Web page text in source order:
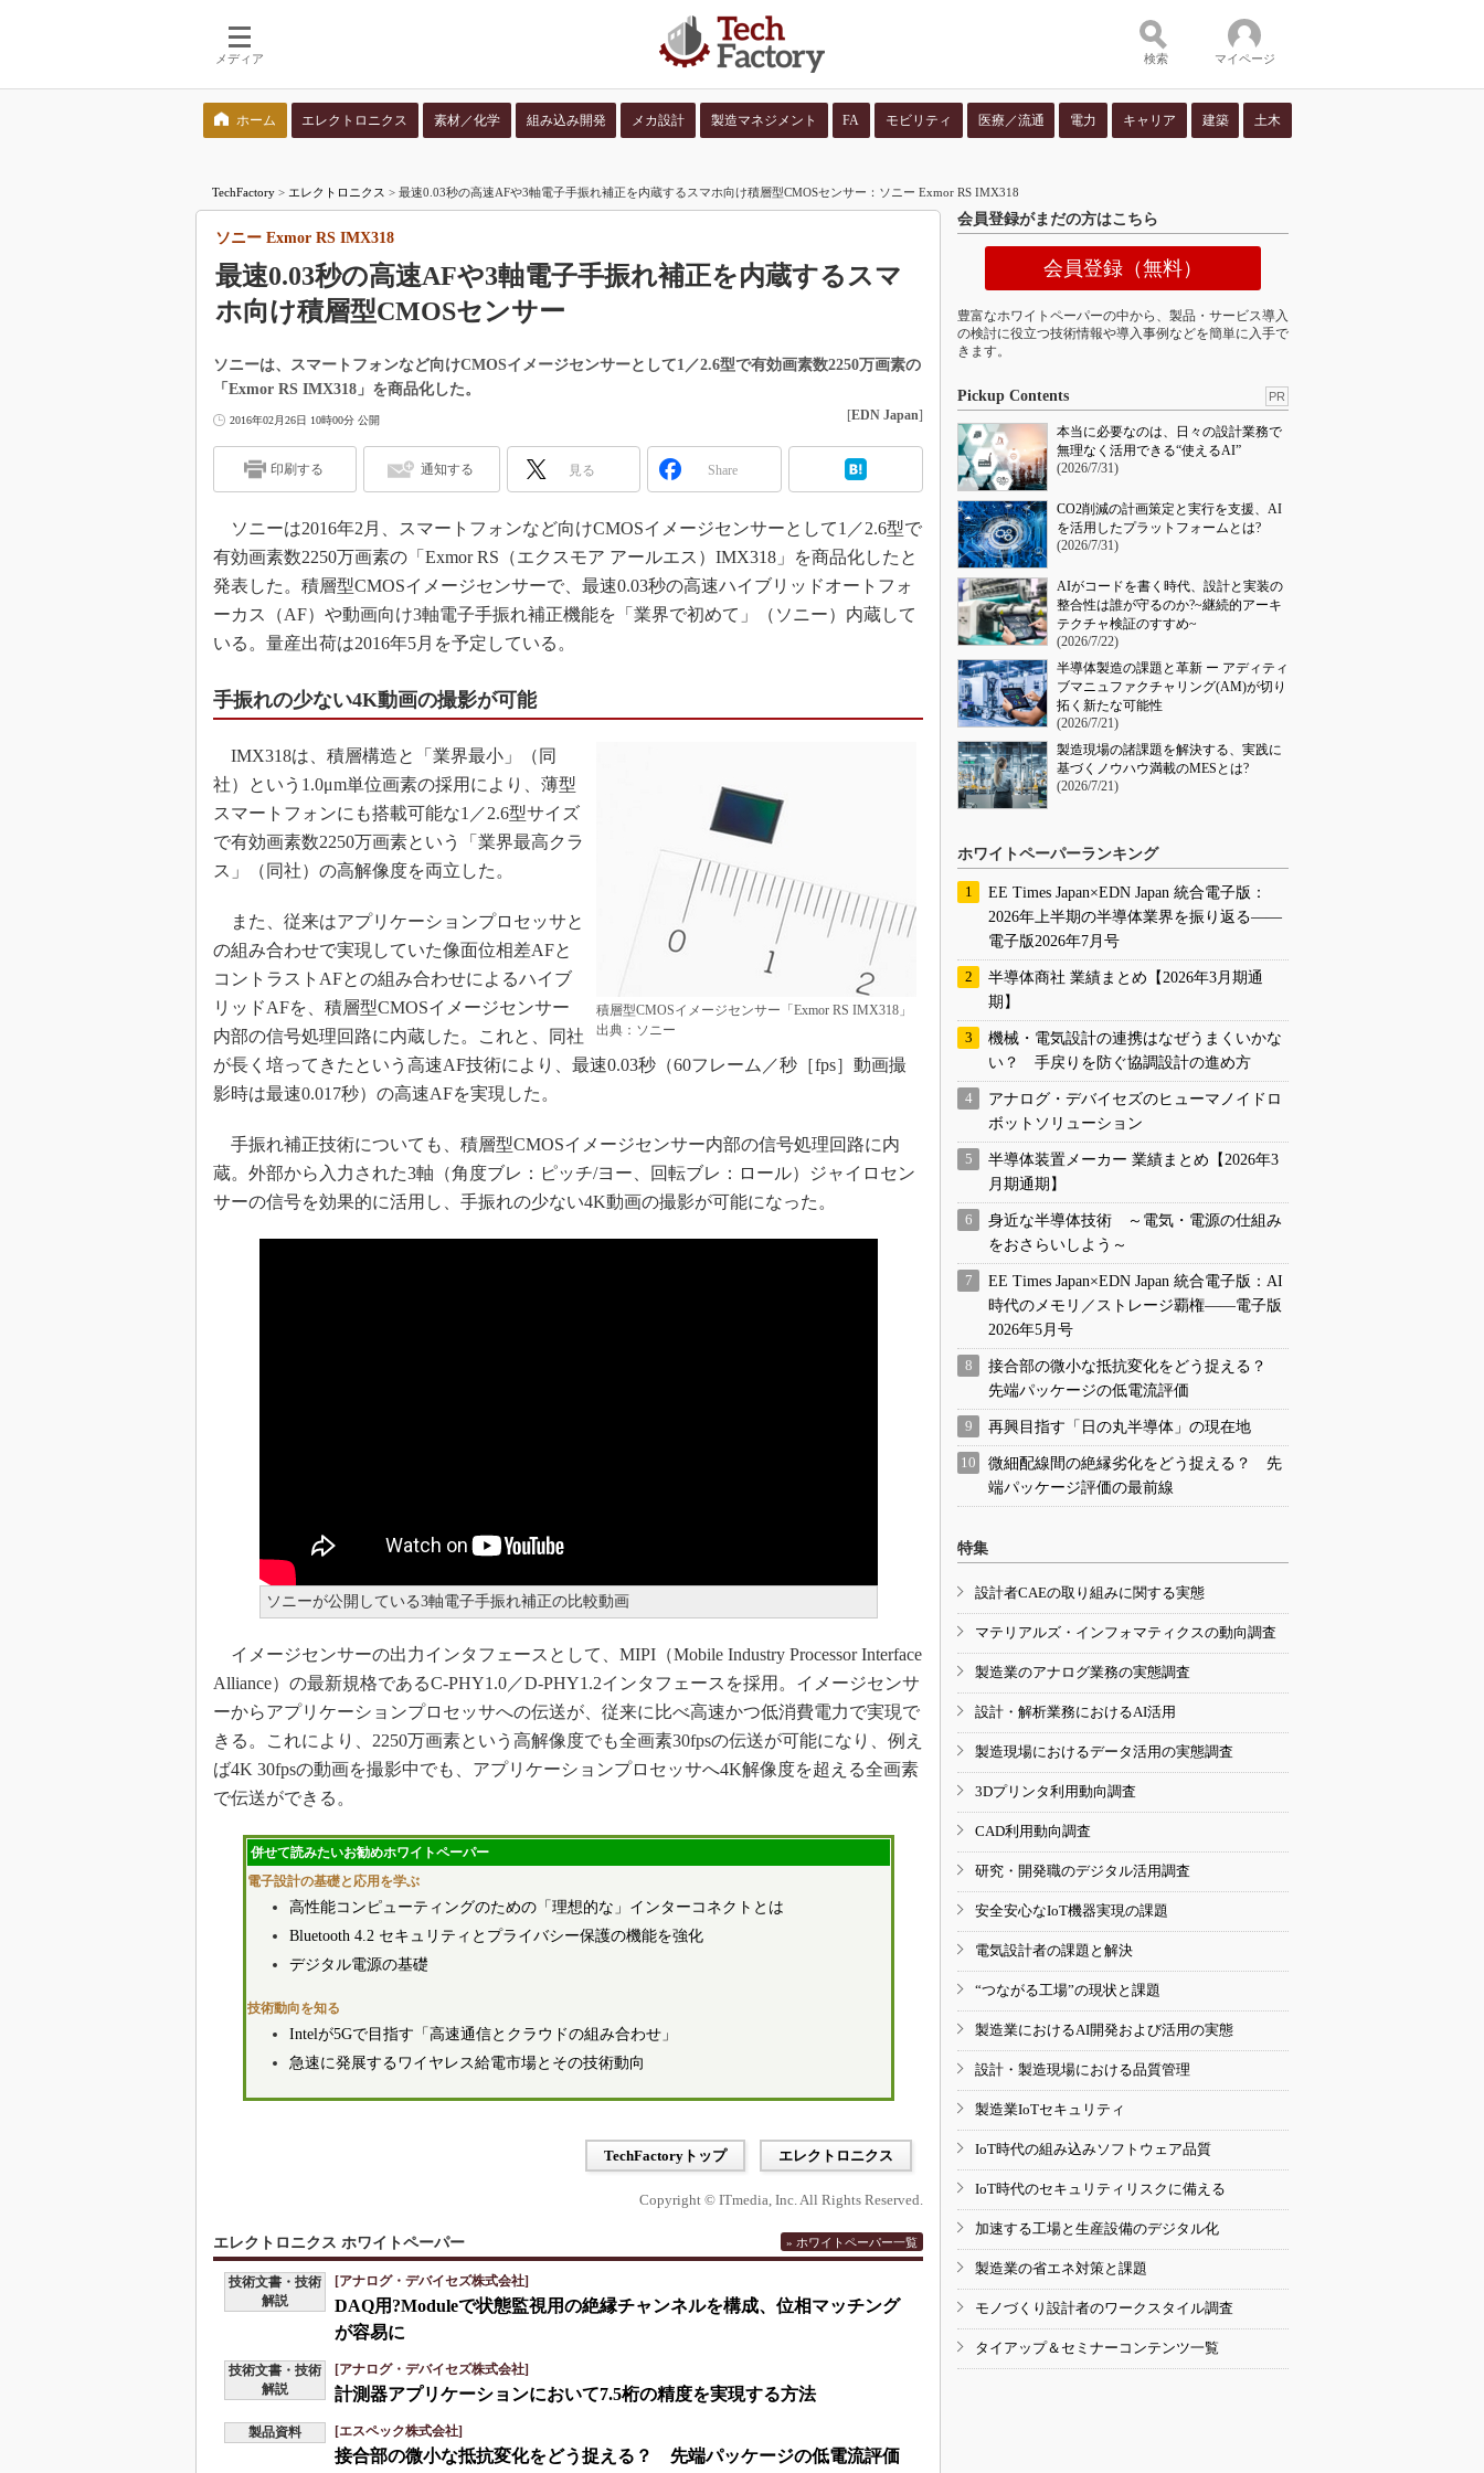
メディア 検索 マイページ
ホーム エレクトロニクス 素材／化学 組み込み開発 メカ設計 製造マネジメント FA モビリティ 医療／流通 電力 キャリア 建築 土木
TechFactory > エレクトロニクス > 最速0.03秒の高速AFや3軸電子手振れ補正を内蔵するスマホ向け積層型CMOSセンサー：ソニー Exmor RS IMX318
最速0.03秒の高速AFや3軸電子手振れ補正を内蔵するスマ
ホ向け積層型CMOSセンサー
ソニー Exmor RS IMX318
ソニーは、スマートフォンなど向けCMOSイメージセンサーとして1／2.6型で有効画素数2250万画素の
「Exmor RS IMX318」を商品化した。
2016年02月26日 10時00分 公開 [EDN Japan]
印刷する 通知する 見る Share
ソニーは2016年2月、スマートフォンなど向けCMOSイメージセンサーとして1／2.6型で
有効画素数2250万画素の「Exmor RS（エクスモア アールエス）IMX318」を商品化したと
発表した。積層型CMOSイメージセンサーで、最速0.03秒の高速ハイブリッドオートフォ
ーカス（AF）や動画向け3軸電子手振れ補正機能を「業界で初めて」（ソニー）内蔵して
いる。量産出荷は2016年5月を予定している。
手振れの少ない4K動画の撮影が可能
積層型CMOSイメージセンサー「Exmor RS IMX318」
出典：ソニー
IMX318は、積層構造と「業界最小」（同
社）という1.0μm単位画素の採用により、薄型
スマートフォンにも搭載可能な1／2.6型サイズ
で有効画素数2250万画素という「業界最高クラ
ス」（同社）の高解像度を両立した。
また、従来はアプリケーションプロセッサと
の組み合わせで実現していた像面位相差AFと
コントラストAFとの組み合わせによるハイブ
リッドAFを、積層型CMOSイメージセンサー
内部の信号処理回路に内蔵した。これと、同社
が長く培ってきたという高速AF技術により、最速0.03秒（60フレーム／秒［fps］動画撮
影時は最速0.017秒）の高速AFを実現した。
手振れ補正技術についても、積層型CMOSイメージセンサー内部の信号処理回路に内
蔵。外部から入力された3軸（角度ブレ：ピッチ/ヨー、回転ブレ：ロール）ジャイロセン
サーの信号を効果的に活用し、手振れの少ない4K動画の撮影が可能になった。
ソニーが公開している3軸電子手振れ補正の比較動画
イメージセンサーの出力インタフェースとして、MIPI（Mobile Industry Processor Interface
Alliance）の最新規格であるC-PHY1.0／D-PHY1.2インタフェースを採用。イメージセンサ
ーからアプリケーションプロセッサへの伝送が、従来に比べ高速かつ低消費電力で実現で
きる。これにより、2250万画素という高解像度でも全画素30fpsの伝送が可能になり、例え
ば4K 30fpsの動画を撮影中でも、アプリケーションプロセッサへ4K解像度を超える全画素
で伝送ができる。
併せて読みたいお勧めホワイトペーパー
電子設計の基礎と応用を学ぶ
高性能コンピューティングのための「理想的な」インターコネクトとは
Bluetooth 4.2 セキュリティとプライバシー保護の機能を強化
デジタル電源の基礎
技術動向を知る
Intelが5Gで目指す「高速通信とクラウドの組み合わせ」
急速に発展するワイヤレス給電市場とその技術動向
TechFactoryトップ エレクトロニクス
Copyright © ITmedia, Inc. All Rights Reserved.
エレクトロニクス ホワイトペーパー » ホワイトペーパー一覧
技術文書・技術
解説
[アナログ・デバイセズ株式会社]
DAQ用?Moduleで状態監視用の絶縁チャンネルを構成、位相マッチング
が容易に
技術文書・技術
解説
[アナログ・デバイセズ株式会社]
計測器アプリケーションにおいて7.5桁の精度を実現する方法
製品資料 [エスペック株式会社]
接合部の微小な抵抗変化をどう捉える？ 先端パッケージの低電流評価
会員登録がまだの方はこちら
会員登録（無料）
豊富なホワイトペーパーの中から、製品・サービス導入
の検討に役立つ技術情報や導入事例などを簡単に入手で
きます。
Pickup Contents PR
本当に必要なのは、日々の設計業務で
無理なく活用できる“使えるAI”
(2026/7/31)
CO2削減の計画策定と実行を支援、AI
を活用したプラットフォームとは?
(2026/7/31)
AIがコードを書く時代、設計と実装の
整合性は誰が守るのか?~継続的アーキ
テクチャ検証のすすめ~
(2026/7/22)
半導体製造の課題と革新 ー アディティ
ブマニュファクチャリング(AM)が切り
拓く新たな可能性
(2026/7/21)
製造現場の諸課題を解決する、実践に
基づくノウハウ満載のMESとは?
(2026/7/21)
ホワイトペーパーランキング
EE Times Japan×EDN Japan 統合電子版：
2026年上半期の半導体業界を振り返る――
電子版2026年7月号
半導体商社 業績まとめ【2026年3月期通
期】
機械・電気設計の連携はなぜうまくいかな
い？ 手戻りを防ぐ協調設計の進め方
アナログ・デバイセズのヒューマノイドロ
ボットソリューション
半導体装置メーカー 業績まとめ【2026年3
月期通期】
身近な半導体技術 ～電気・電源の仕組み
をおさらいしよう～
EE Times Japan×EDN Japan 統合電子版：AI
時代のメモリ／ストレージ覇権――電子版
2026年5月号
接合部の微小な抵抗変化をどう捉える？
先端パッケージの低電流評価
再興目指す「日の丸半導体」の現在地
微細配線間の絶縁劣化をどう捉える？ 先
端パッケージ評価の最前線
特集
設計者CAEの取り組みに関する実態
マテリアルズ・インフォマティクスの動向調査
製造業のアナログ業務の実態調査
設計・解析業務におけるAI活用
製造現場におけるデータ活用の実態調査
3Dプリンタ利用動向調査
CAD利用動向調査
研究・開発職のデジタル活用調査
安全安心なIoT機器実現の課題
電気設計者の課題と解決
“つながる工場”の現状と課題
製造業におけるAI開発および活用の実態
設計・製造現場における品質管理
製造業IoTセキュリティ
IoT時代の組み込みソフトウェア品質
IoT時代のセキュリティリスクに備える
加速する工場と生産設備のデジタル化
製造業の省エネ対策と課題
モノづくり設計者のワークスタイル調査
タイアップ＆セミナーコンテンツ一覧